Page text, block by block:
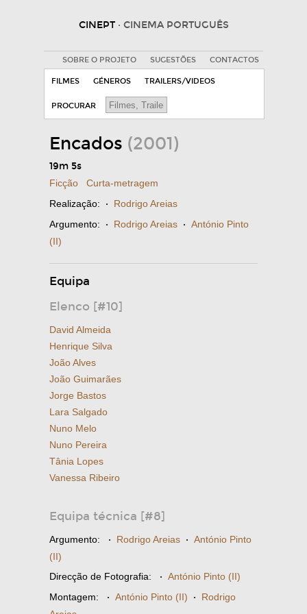
CINEPT · CINEMA PORTUGUÊS
SOBRE O PROJETO SUGESTÕES CONTACTOS
FILMES GÉNEROS TRAILERS/VIDEOS
PROCURAR
Encados (2001)
19m 5s
Ficção
Curta-metragem
Realização: · Rodrigo Areias
Argumento: · Rodrigo Areias · António Pinto
(II)
Equipa
Elenco [#10]
David Almeida
Henrique Silva
João Alves
João Guimarães
Jorge Bastos
Lara Salgado
Nuno Melo
Nuno Pereira
Tânia Lopes
Vanessa Ribeiro
Equipa técnica [#8]
Argumento: · Rodrigo Areias · António Pinto
(II)
Direcção de Fotografia: · António Pinto (II)
Montagem: · António Pinto (II) · Rodrigo